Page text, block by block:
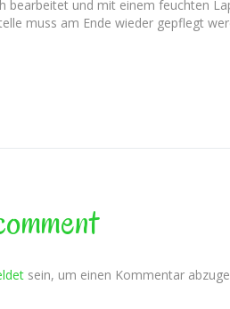
bearbeitet und mit einem feuchten
muss am Ende wieder gepflegt
sein, um einen Kommentar